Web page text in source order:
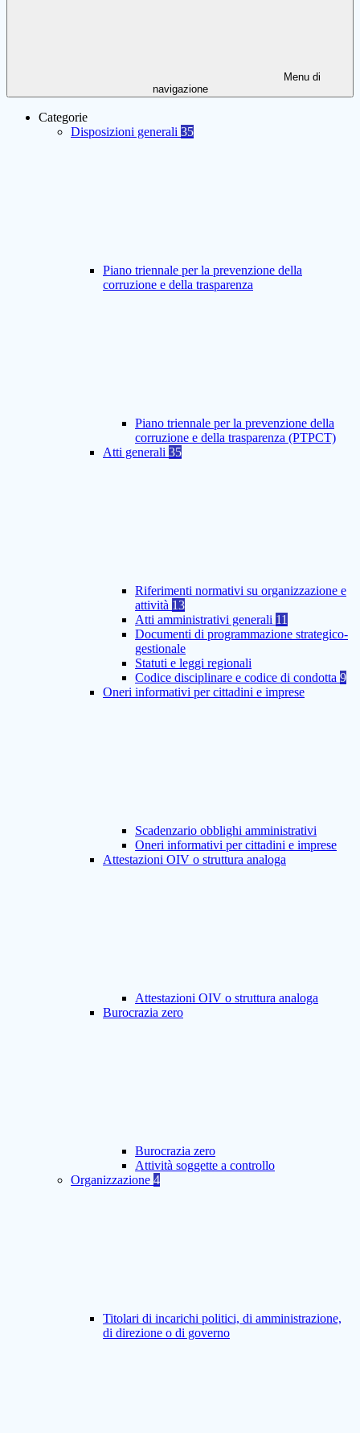
Menu di
navigazione
Categorie
Disposizioni generali 35
Piano triennale per la prevenzione della
corruzione e della trasparenza
Piano triennale per la prevenzione della
corruzione e della trasparenza (PTPCT)
Atti generali 35
Riferimenti normativi su organizzazione e
attività 13
Atti amministrativi generali 11
Documenti di programmazione strategico-
gestionale
Statuti e leggi regionali
Codice disciplinare e codice di condotta 9
Oneri informativi per cittadini e imprese
Scadenzario obblighi amministrativi
Oneri informativi per cittadini e imprese
Attestazioni OIV o struttura analoga
Attestazioni OIV o struttura analoga
Burocrazia zero
Burocrazia zero
Attività soggette a controllo
Organizzazione 4
Titolari di incarichi politici, di amministrazione,
di direzione o di governo